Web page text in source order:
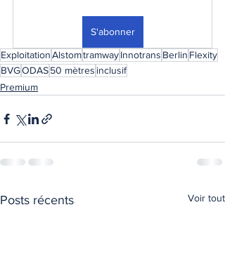
S'abonner
ExploitationAlstomtramwayInnotrans Berlin Flexity
BVGODAS50 mètres inclusif
Premium
Posts récents Voir tout